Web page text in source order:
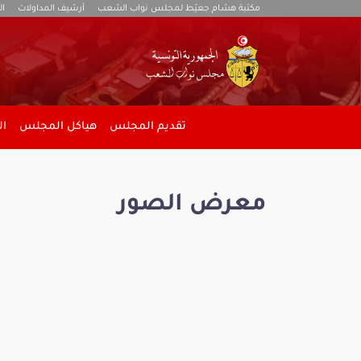
مكتبة هشام جعيّط لمجلس نواب الشعب أرشيف المداولات
تقديم المجلس هياكل المجلس
معرض الصور